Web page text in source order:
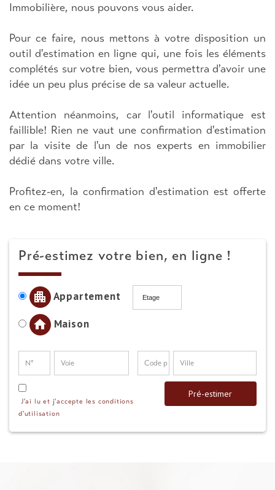
Immobilière, nous pouvons vous aider.
Pour ce faire, nous mettons à votre disposition un
outil d'estimation en ligne qui, une fois les éléments
complétés sur votre bien, vous permettra d'avoir une
idée un peu plus précise de sa valeur actuelle.
Attention néanmoins, car l'outil informatique est
faillible! Rien ne vaut une confirmation d'estimation
par la visite de l'un de nos experts en immobilier
dédié dans votre ville.
Profitez-en, la confirmation d'estimation est offerte
en ce moment!
Pré-estimez votre bien, en ligne !
Appartement
Maison
J'ai lu et j'accepte les conditions
d'utilisation
Pré-estimer